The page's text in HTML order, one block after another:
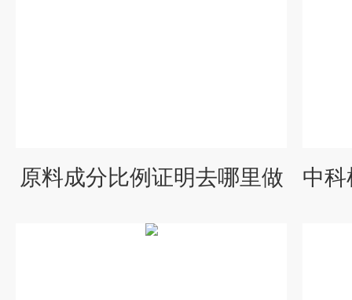
原料成分比例证明去哪里做